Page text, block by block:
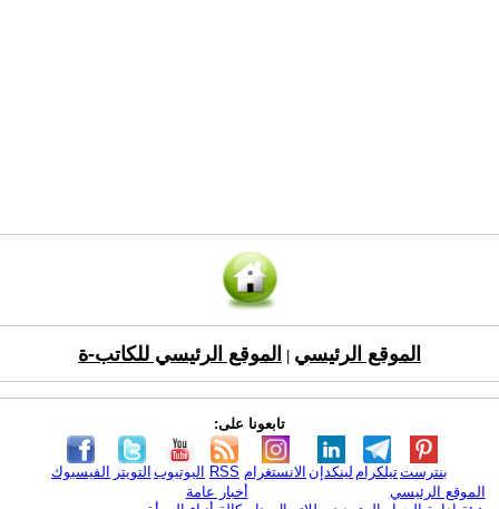
الموقع الرئيسي الموقع الرئيسي للكاتب-ة
تابعونا على:
الفيسبوك التويتر اليوتيوب RSS الانستغرام لينكدإن تيلكرامبنترست
الموقع الرئيسي
أخبار عامة